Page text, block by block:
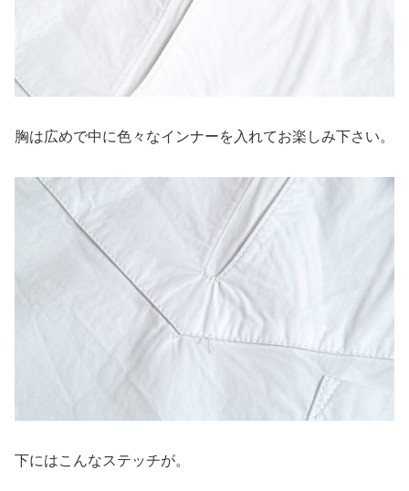
胸は広めで中に色々なインナーを入れてお楽しみ下さい。
下にはこんなステッチが。